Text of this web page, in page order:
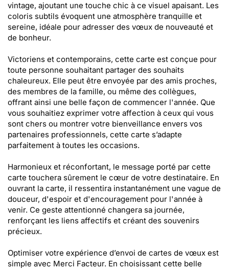
vintage, ajoutant une touche chic à ce visuel apaisant. Les
coloris subtils évoquent une atmosphère tranquille et
sereine, idéale pour adresser des vœux de nouveauté et
de bonheur.
Victoriens et contemporains, cette carte est conçue pour
toute personne souhaitant partager des souhaits
chaleureux. Elle peut être envoyée par des amis proches,
des membres de la famille, ou même des collègues,
offrant ainsi une belle façon de commencer l'année. Que
vous souhaitiez exprimer votre affection à ceux qui vous
sont chers ou montrer votre bienveillance envers vos
partenaires professionnels, cette carte s’adapte
parfaitement à toutes les occasions.
Harmonieux et réconfortant, le message porté par cette
carte touchera sûrement le cœur de votre destinataire. En
ouvrant la carte, il ressentira instantanément une vague de
douceur, d'espoir et d'encouragement pour l'année à
venir. Ce geste attentionné changera sa journée,
renforçant les liens affectifs et créant des souvenirs
précieux.
Optimiser votre expérience d’envoi de cartes de vœux est
simple avec Merci Facteur. En choisissant cette belle